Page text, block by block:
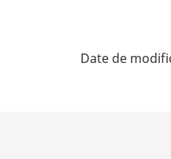
n
Date de